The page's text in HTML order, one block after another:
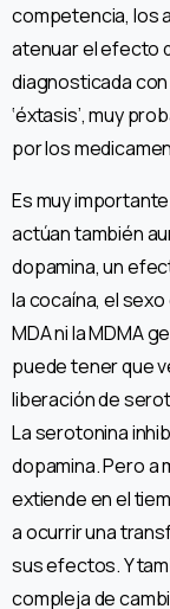
competencia, los
atenuar el efecto
diagnosticada
‘éxtasis’, muy
por los
Es muy
actúan también
dopamina, un
la cocaína, el
MDA ni la MDMA
puede tener que
liberación de
La serotonina
dopamina. Pero a
extiende en el
a ocurrir una
sus efectos. Y
compleja de